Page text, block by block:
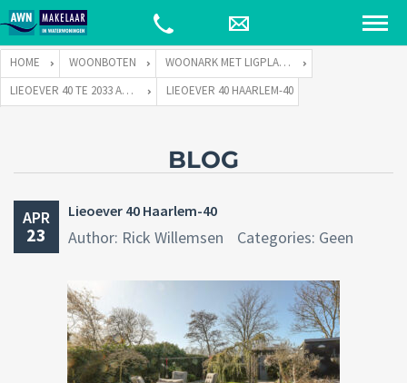
HOME WOONBOTEN
WOONARK MET LIGPLAATS
LIEOEVER 40 TE 2033 AD HAARLEM
LIEOEVER 40 HAARLEM-40
BLOG
APR
23
Lieoever 40 Haarlem-40
Author: Rick Willemsen Categories: Geen